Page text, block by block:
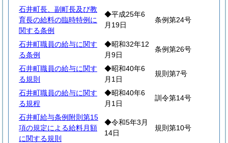
石井町長、副町長及び教
育長の給料の臨時特例に
関する条例
◆平成25年6
月19日
条例第24号
石井町職員の給与に関す
る条例
◆昭和32年12
月9日
条例第26号
石井町職員の給与に関す
る規則
◆昭和40年6
月1日
規則第7号
石井町職員の給与に関す
る規程
◆昭和40年6
月1日
訓令第14号
石井町給与条例附則第15
項の規定による給料月額
に関する規則
◆令和5年3月
14日
規則第10号